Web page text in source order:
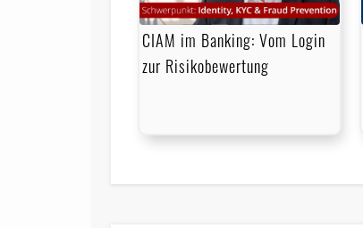
CIAM im Banking: Vom Login
zur Risikobewertung